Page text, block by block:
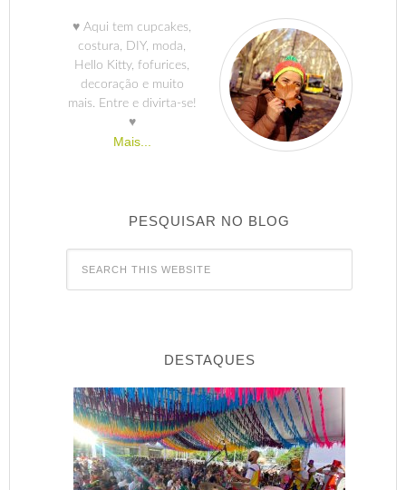
♥ Aqui tem cupcakes,
costura, DIY, moda,
Hello Kitty, fofurices,
decoração e muito
mais. Entre e divirta-se!
♥
Mais...
PESQUISAR NO BLOG
DESTAQUES